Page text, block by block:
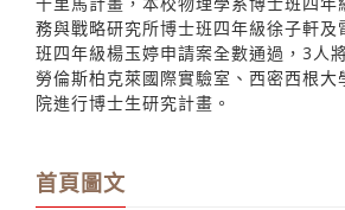
【記者王鈺淡水校園報導】行政院國家
千里馬計畫，本校物理學系博士班四年
務與戰略研究所博士班四年級徐子軒及
班四年級楊玉婷申請案全數通過，3人
勞倫斯柏克萊國際實驗室、西密西根大